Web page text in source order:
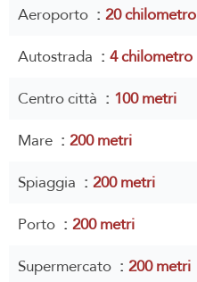
Aeroporto
20 chilometro
Autostrada
4 chilometro
Centro città
100 metri
Mare
200 metri
Spiaggia
200 metri
Porto
200 metri
Supermercato
200 metri